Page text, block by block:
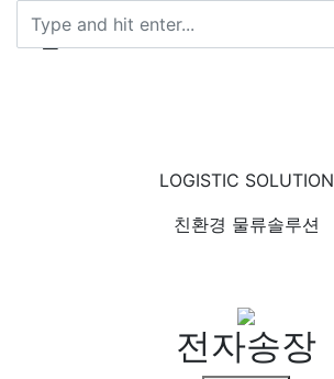
LOGISTIC SOLUTION
친환경 물류솔루션
전자송장